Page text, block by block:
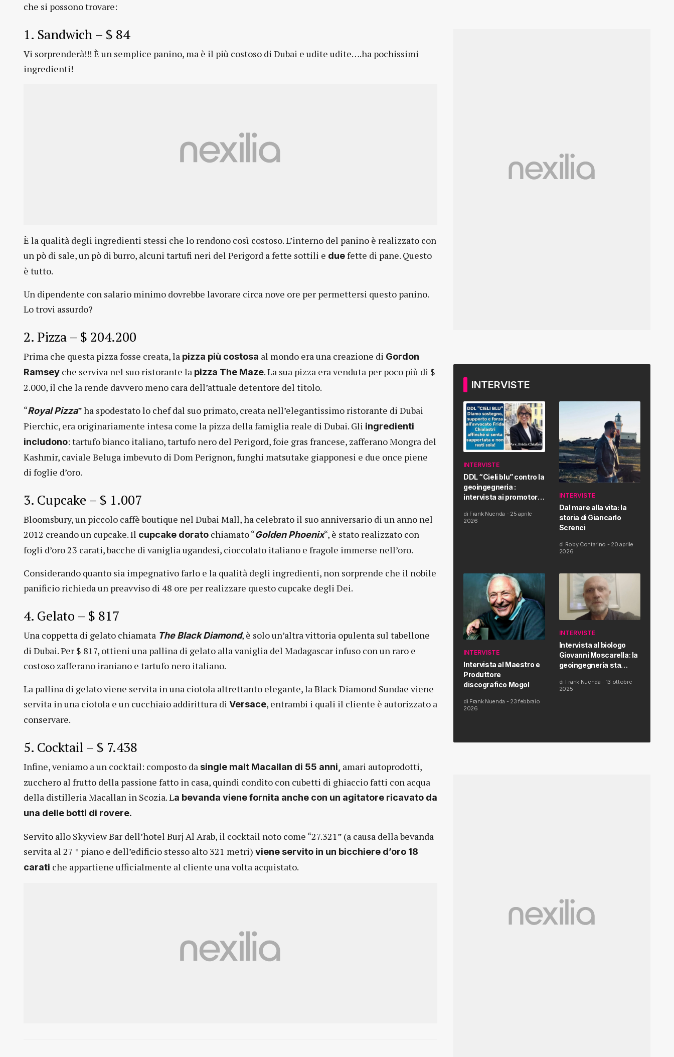
che si possono trovare:
1. Sandwich – $ 84
Vi sorprenderà!!! È un semplice panino, ma è il più costoso di Dubai e udite udite….ha pochissimi
ingredienti!
È la qualità degli ingredienti stessi che lo rendono così costoso. L’interno del panino è realizzato con
un pò di sale, un pò di burro, alcuni tartufi neri del Perigord a fette sottili e duefette di pane. Questo
è tutto.
Un dipendente con salario minimo dovrebbe lavorare circa nove ore per permettersi questo panino.
Lo trovi assurdo?
2. Pizza – $ 204.200
Prima che questa pizza fosse creata, la pizza più costosa al mondo era una creazione di Gordon
Ramsey che serviva nel suo ristorante la pizza The Maze. La sua pizza era venduta per poco più di $
2.000, il che la rende davvero meno cara dell’attuale detentore del titolo.
“Royal Pizza” ha spodestato lo chef dal suo primato, creata nell’elegantissimo ristorante di Dubai
Pierchic, era originariamente intesa come la pizza della famiglia reale di Dubai. Gli ingredienti
includono: tartufo bianco italiano, tartufo nero del Perigord, foie gras francese, zafferano Mongra del
Kashmir, caviale Beluga imbevuto di Dom Perignon, funghi matsutake giapponesi e due once piene
di foglie d’oro.
3. Cupcake – $ 1.007
Bloomsbury, un piccolo caffè boutique nel Dubai Mall, ha celebrato il suo anniversario di un anno nel
2012 creando un cupcake. Il cupcake dorato chiamato “Golden Phoenix“, è stato realizzato con
fogli d’oro 23 carati, bacche di vaniglia ugandesi, cioccolato italiano e fragole immerse nell’oro.
Considerando quanto sia impegnativo farlo e la qualità degli ingredienti, non sorprende che il nobile
panificio richieda un preavviso di 48 ore per realizzare questo cupcake degli Dei.
4. Gelato – $ 817
Una coppetta di gelato chiamata The Black Diamond, è solo un’altra vittoria opulenta sul tabellone
di Dubai. Per $ 817, ottieni una pallina di gelato alla vaniglia del Madagascar infuso con un raro e
costoso zafferano iraniano e tartufo nero italiano.
La pallina di gelato viene servita in una ciotola altrettanto elegante, la Black Diamond Sundae viene
servita in una ciotola e un cucchiaio addirittura di Versace, entrambi i quali il cliente è autorizzato a
conservare.
5. Cocktail – $ 7.438
Infine, veniamo a un cocktail: composto dasingle malt Macallan di 55 anni, amari autoprodotti,
zucchero al frutto della passione fatto in casa, quindi condito con cubetti di ghiaccio fatti con acqua
della distilleria Macallan in Scozia. La bevanda viene fornita anche con un agitatore ricavato da
una delle botti di rovere.
Servito allo Skyview Bar dell’hotel Burj Al Arab, il cocktail noto come “27.321” (a causa della bevanda
servita al 27 ° piano e dell’edificio stesso alto 321 metri) viene servito in un bicchiere d’oro 18
carati che appartiene ufficialmente al cliente una volta acquistato.
INTERVISTE
INTERVISTE
DDL “Cieli blu” contro la
geoingegneria :
intervista ai promotori
Proposta di Legge
di Frank Nuenda - 25 aprile
2026
INTERVISTE
Dal mare alla vita: la
storia di Giancarlo
Screnci
di Roby Contarino - 20 aprile
2026
INTERVISTE
Intervista al Maestro e
Produttore
discografico Mogol
di Frank Nuenda - 23 febbraio
2026
INTERVISTE
Intervista al biologo
Giovanni Moscarella: la
geoingegneria sta
salute dell’uomo
di Frank Nuenda - 13 ottobre
2025